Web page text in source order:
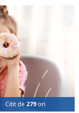
Citit de 279ori